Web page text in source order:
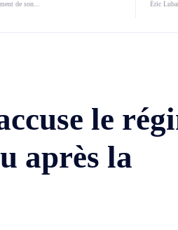
de son...
Éric
le
après la